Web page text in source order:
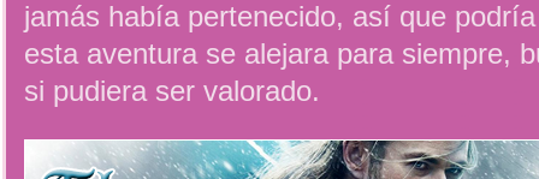
jamás había pertenecido, así que
esta aventura se alejara para siempre,
si pudiera ser valorado.